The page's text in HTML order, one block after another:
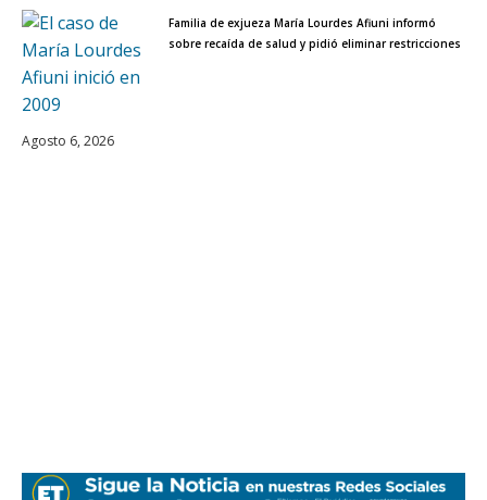
Familia de exjueza María Lourdes Afiuni informó
sobre recaída de salud y pidió eliminar restricciones
Agosto 6, 2026